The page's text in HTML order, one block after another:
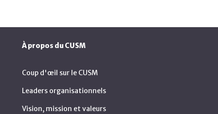
À propos du CUSM
Coup d'œil sur le CUSM
Leaders organisationnels
Vision, mission et valeurs